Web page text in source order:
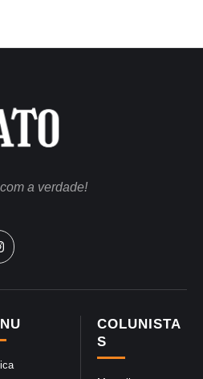
COLUNISTA
S
a verdade!